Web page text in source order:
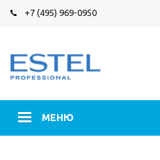
+7 (495) 969-0950
МЕНЮ